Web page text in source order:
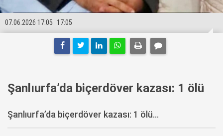
17:05
07.06.2026 17:05
Şanlıurfa’da biçerdöver kazası: 1 ölü
Şanlıurfa’da biçerdöver kazası: 1 ölü...